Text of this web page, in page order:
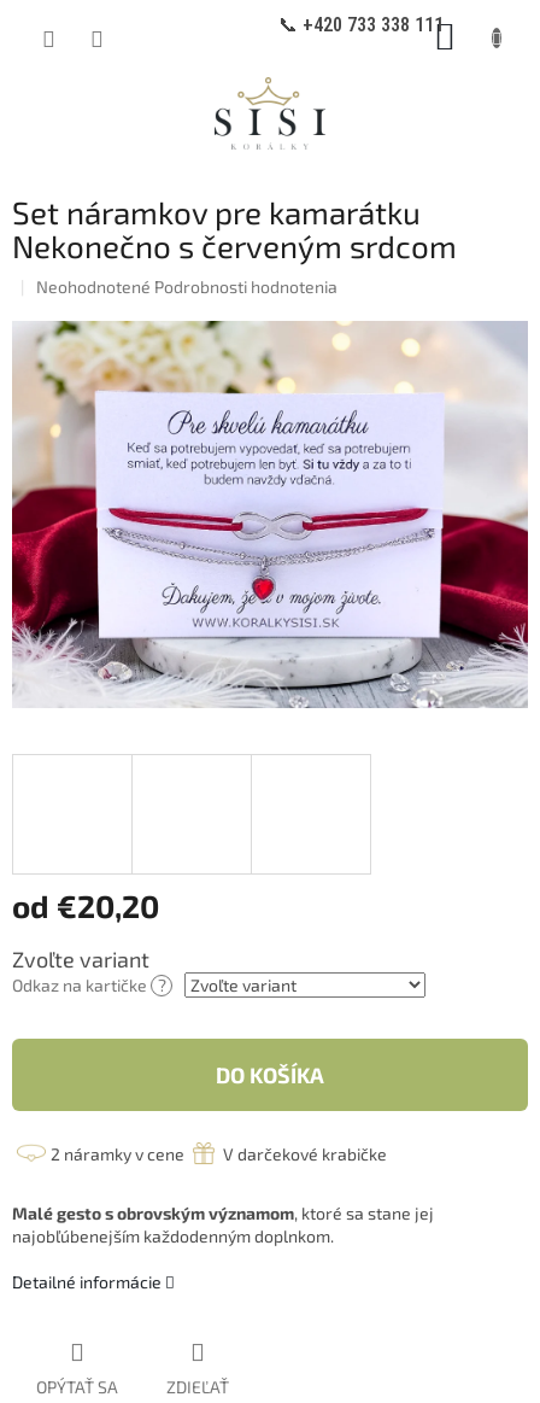
📞 +420 733 338 111
Set náramkov pre kamarátku
Nekonečno s červeným srdcom
Priemerné
produktu
je
0,0
Neohodnotené Podrobnosti hodnotenia
od €20,20
Jednotková
cena:
Zvoľte variant
Odkaz na kartičke ?
DO KOŠÍKA
2 náramky v cene V darčekové krabičke
Malé gesto s obrovským významom, ktoré sa stane jej
najobľúbenejším každodenným doplnkom.
Detailné informácie
OPÝTAŤ SA ZDIEĽAŤ